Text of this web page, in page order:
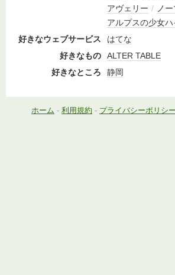
アヴェリー / ノ
アルプスの少女ハ
好きなウェブサービス
はてな
好きなもの
ALTER TABLE
好きなところ
静岡
ホーム - 利用規約 - プライバシーポリシー